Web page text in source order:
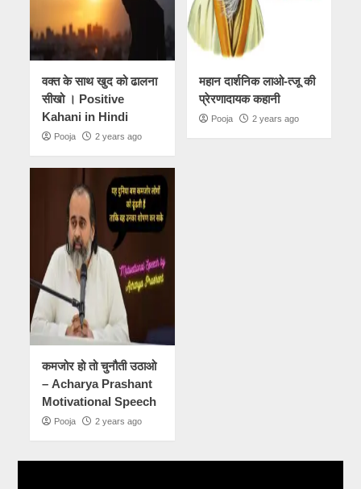
वक्त के साथ खुद को ढालना
सीखो । Positive
Kahani in Hindi
Pooja 2 years ago
महान दार्शनिक लाओ-त्जू की
प्रेरणादायक कहानी
Pooja 2 years ago
कमजोर हो तो चुनौती उठाओ
– Acharya Prashant
Motivational Speech
Pooja 2 years ago